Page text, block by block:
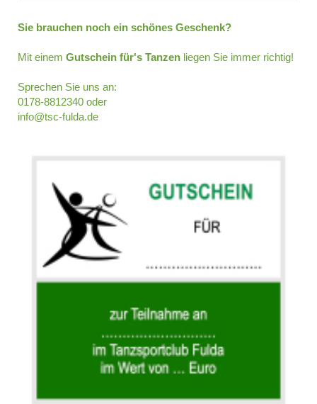
Sie brauchen noch ein schönes Geschenk?
Mit einem Gutschein für's Tanzen liegen Sie immer richtig!
Sprechen Sie uns an:
0178-8812340 oder
info@tsc-fulda.de